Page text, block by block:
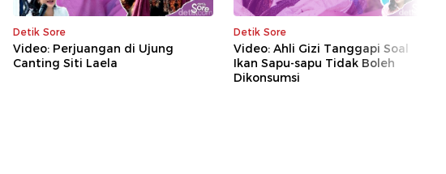
Detik Sore
Video: Perjuangan di Ujung
Canting Siti Laela
Detik Sore
Video: Ahli Gizi Tanggapi Soal
Ikan Sapu-sapu Tidak Boleh
Dikonsumsi